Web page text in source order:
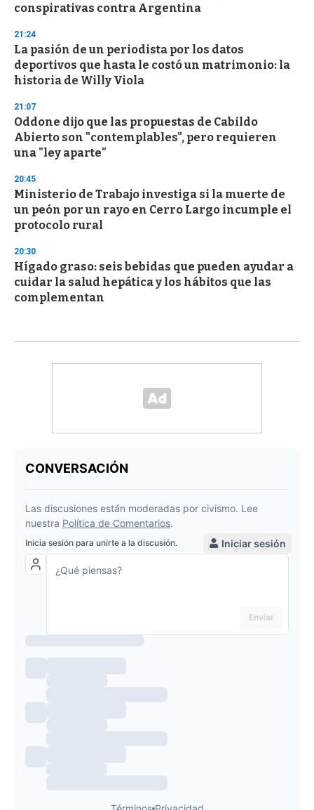
conspirativas contra Argentina
21:24
La pasión de un periodista por los datos
deportivos que hasta le costó un matrimonio: la
historia de Willy Viola
21:07
Oddone dijo que las propuestas de Cabildo
Abierto son "contemplables", pero requieren
una "ley aparte"
20:45
Ministerio de Trabajo investiga si la muerte de
un peón por un rayo en Cerro Largo incumple el
protocolo rural
20:30
Hígado graso: seis bebidas que pueden ayudar a
cuidar la salud hepática y los hábitos que las
complementan